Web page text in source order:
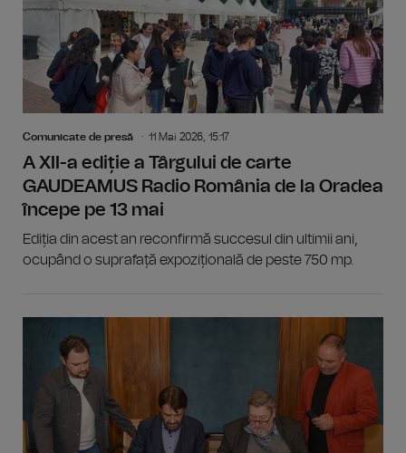
Comunicate de presă 11 Mai 2026, 15:17
A XII-a ediție a Târgului de carte
GAUDEAMUS Radio România de la Oradea
începe pe 13 mai
Ediția din acest an reconfirmă succesul din ultimii ani,
ocupând o suprafață expozițională de peste 750 mp.